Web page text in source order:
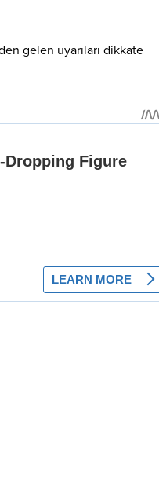
gelen uyarıları dikkate